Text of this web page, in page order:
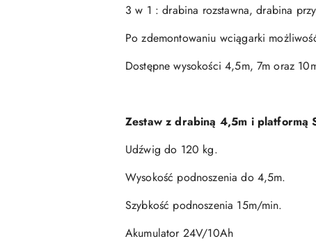
3 w 1 : drabina rozstawna, drabina
Po zdemontowaniu wciągarki
Dostępne wysokości 4,5m, 7m oraz
Zestaw z drabiną 4,5m i platformą
Udźwig do 120 kg.
Wysokość podnoszenia do 4,5m.
Szybkość podnoszenia 15m/min.
Akumulator 24V/10Ah